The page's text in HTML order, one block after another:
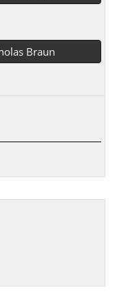
Braun